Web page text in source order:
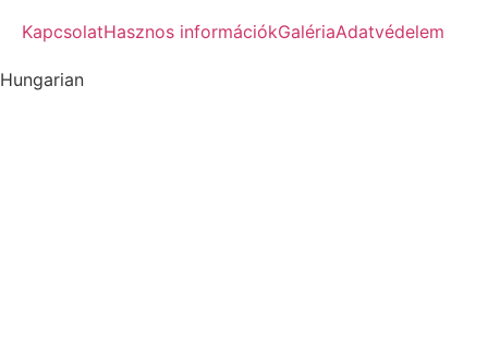
KapcsolatHasznos információkGalériaAdatvédelem
Hungarian